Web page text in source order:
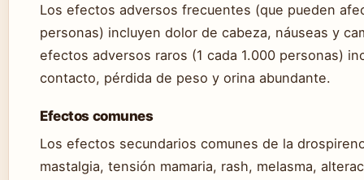
Los efectos adversos frecuentes (que pueden
personas) incluyen dolor de cabeza, náuseas y
efectos adversos raros (1 cada 1.000 personas)
contacto, pérdida de peso y orina abundante.
Efectos comunes
Los efectos secundarios comunes de la
mastalgia, tensión mamaria, rash, melasma,